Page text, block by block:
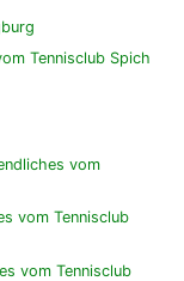
Tennisclub Spich
vom
vom Tennisclub
vom Tennisclub